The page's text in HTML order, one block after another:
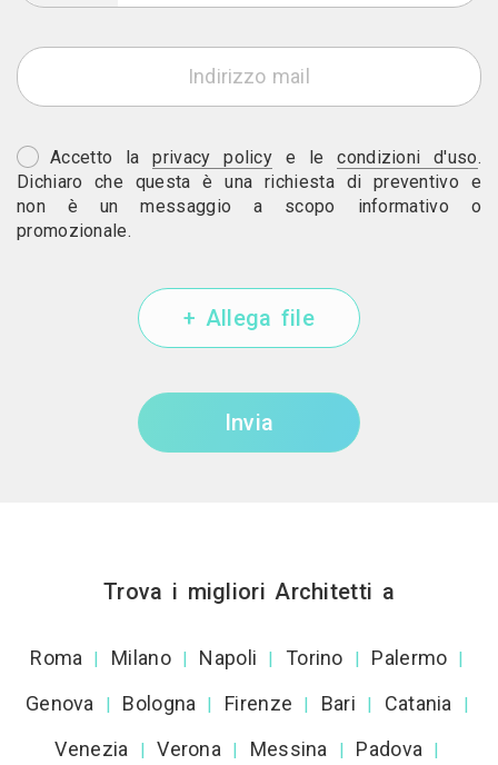
Accetto laprivacy policy e lecondizioni d'uso.
Dichiaro che questa è una richiesta di preventivo e
non è un messaggio a scopo informativo o
promozionale.
+ Allega file
Invia
Trova i migliori Architetti a
Roma | Milano | Napoli | Torino | Palermo |
Genova | Bologna | Firenze | Bari | Catania |
Venezia | Verona | Messina | Padova |